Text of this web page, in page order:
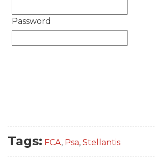
CASE HISTORY
Password
Tags: FCA, Psa, Stellantis